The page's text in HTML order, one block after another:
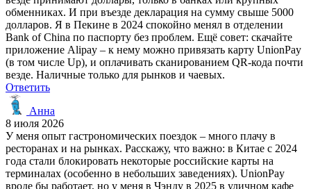
обменниках. И при въезде декларация на сумму свыше 5000
долларов. Я в Пекине в 2024 спокойно менял в отделении
Bank of China по паспорту без проблем. Ещё совет: скачайте
приложение Alipay – к нему можно привязать карту UnionPay
(в том числе Up), и оплачивать сканированием QR-кода почти
везде. Наличные только для рынков и чаевых.
Ответить
Анна
8 июля 2026
У меня опыт гастрономических поездок – много плачу в
ресторанах и на рынках. Расскажу, что важно: в Китае с 2024
года стали блокировать некоторые российские карты на
терминалах (особенно в небольших заведениях). UnionPay
вроде бы работает, но у меня в Чэнду в 2025 в уличном кафе